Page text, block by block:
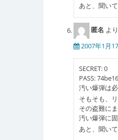
あと、聞い
匿名 よ
2007年1月
SECRET: 0
PASS:
汚い爆弾は
そもそも、
その盗難に
汚い爆弾に
あと、聞い